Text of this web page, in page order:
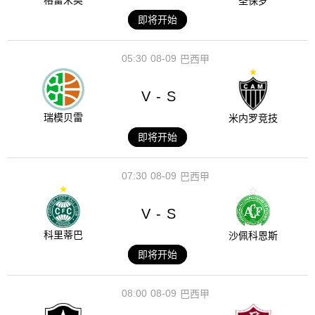
即将开始
08-09
05:30 巴西甲
瑞模贝雷
V - S
米内罗竞技
即将开始
08-09
07:30 巴西甲
科里蒂巴
V - S
沙佩科恩斯
即将开始
08-09
08:00 巴西甲